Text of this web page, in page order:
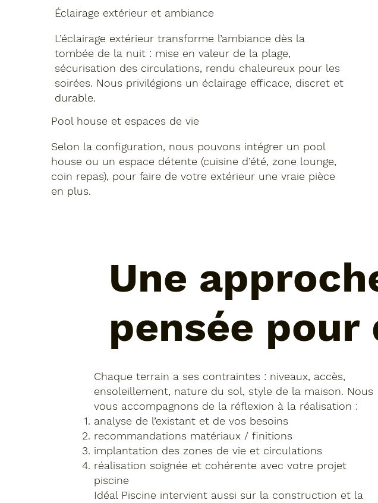
Éclairage extérieur et ambiance
L’éclairage extérieur transforme l’ambiance dès la
tombée de la nuit : mise en valeur de la plage,
sécurisation des circulations, rendu chaleureux pour les
soirées. Nous privilégions un éclairage efficace, discret et
durable.
Pool house et espaces de vie
Selon la configuration, nous pouvons intégrer un pool
house ou un espace détente (cuisine d’été, zone lounge,
coin repas), pour faire de votre extérieur une vraie pièce
en plus.
Une
pensée pour
Chaque terrain a ses contraintes : niveaux, accès,
ensoleillement, nature du sol, style de la maison. Nous
vous accompagnons de la réflexion à la réalisation :
analyse de l’existant et de vos besoins
recommandations matériaux / finitions
implantation des zones de vie et circulations
réalisation soignée et cohérente avec votre projet
piscine
Idéal Piscine intervient aussi sur la construction et la